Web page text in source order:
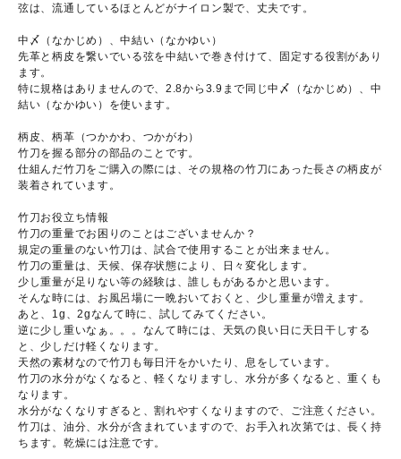
弦は、流通しているほとんどがナイロン製で、丈夫です。
中〆（なかじめ）、中結い（なかゆい）
先革と柄皮を繋いでいる弦を中結いで巻き付けて、固定する役割があり
ます。
特に規格はありませんので、2.8から3.9まで同じ中〆（なかじめ）、中
結い（なかゆい）を使います。
柄皮、柄革（つかかわ、つかがわ）
竹刀を握る部分の部品のことです。
仕組んだ竹刀をご購入の際には、その規格の竹刀にあった長さの柄皮が
装着されています。
竹刀お役立ち情報
竹刀の重量でお困りのことはございませんか？
規定の重量のない竹刀は、試合で使用することが出来ません。
竹刀の重量は、天候、保存状態により、日々変化します。
少し重量が足りない等の経験は、誰しもがあるかと思います。
そんな時には、お風呂場に一晩おいておくと、少し重量が増えます。
あと、1g、2gなんて時に、試してみてください。
逆に少し重いなぁ。。。なんて時には、天気の良い日に天日干しする
と、少しだけ軽くなります。
天然の素材なので竹刀も毎日汗をかいたり、息をしています。
竹刀の水分がなくなると、軽くなりますし、水分が多くなると、重くも
なります。
水分がなくなりすぎると、割れやすくなりますので、ご注意ください。
竹刀は、油分、水分が含まれていますので、お手入れ次第では、長く持
ちます。乾燥には注意です。